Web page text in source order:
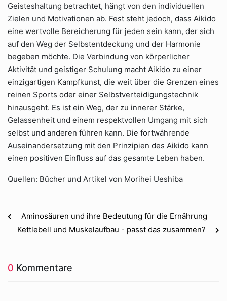
Geisteshaltung betrachtet, hängt von den individuellen
Zielen und Motivationen ab. Fest steht jedoch, dass Aikido
eine wertvolle Bereicherung für jeden sein kann, der sich
auf den Weg der Selbstentdeckung und der Harmonie
begeben möchte. Die Verbindung von körperlicher
Aktivität und geistiger Schulung macht Aikido zu einer
einzigartigen Kampfkunst, die weit über die Grenzen eines
reinen Sports oder einer Selbstverteidigungstechnik
hinausgeht. Es ist ein Weg, der zu innerer Stärke,
Gelassenheit und einem respektvollen Umgang mit sich
selbst und anderen führen kann. Die fortwährende
Auseinandersetzung mit den Prinzipien des Aikido kann
einen positiven Einfluss auf das gesamte Leben haben.
Quellen: Bücher und Artikel von Morihei Ueshiba
Aminosäuren und ihre Bedeutung für die Ernährung
Kettlebell und Muskelaufbau - passt das zusammen?
0 Kommentare